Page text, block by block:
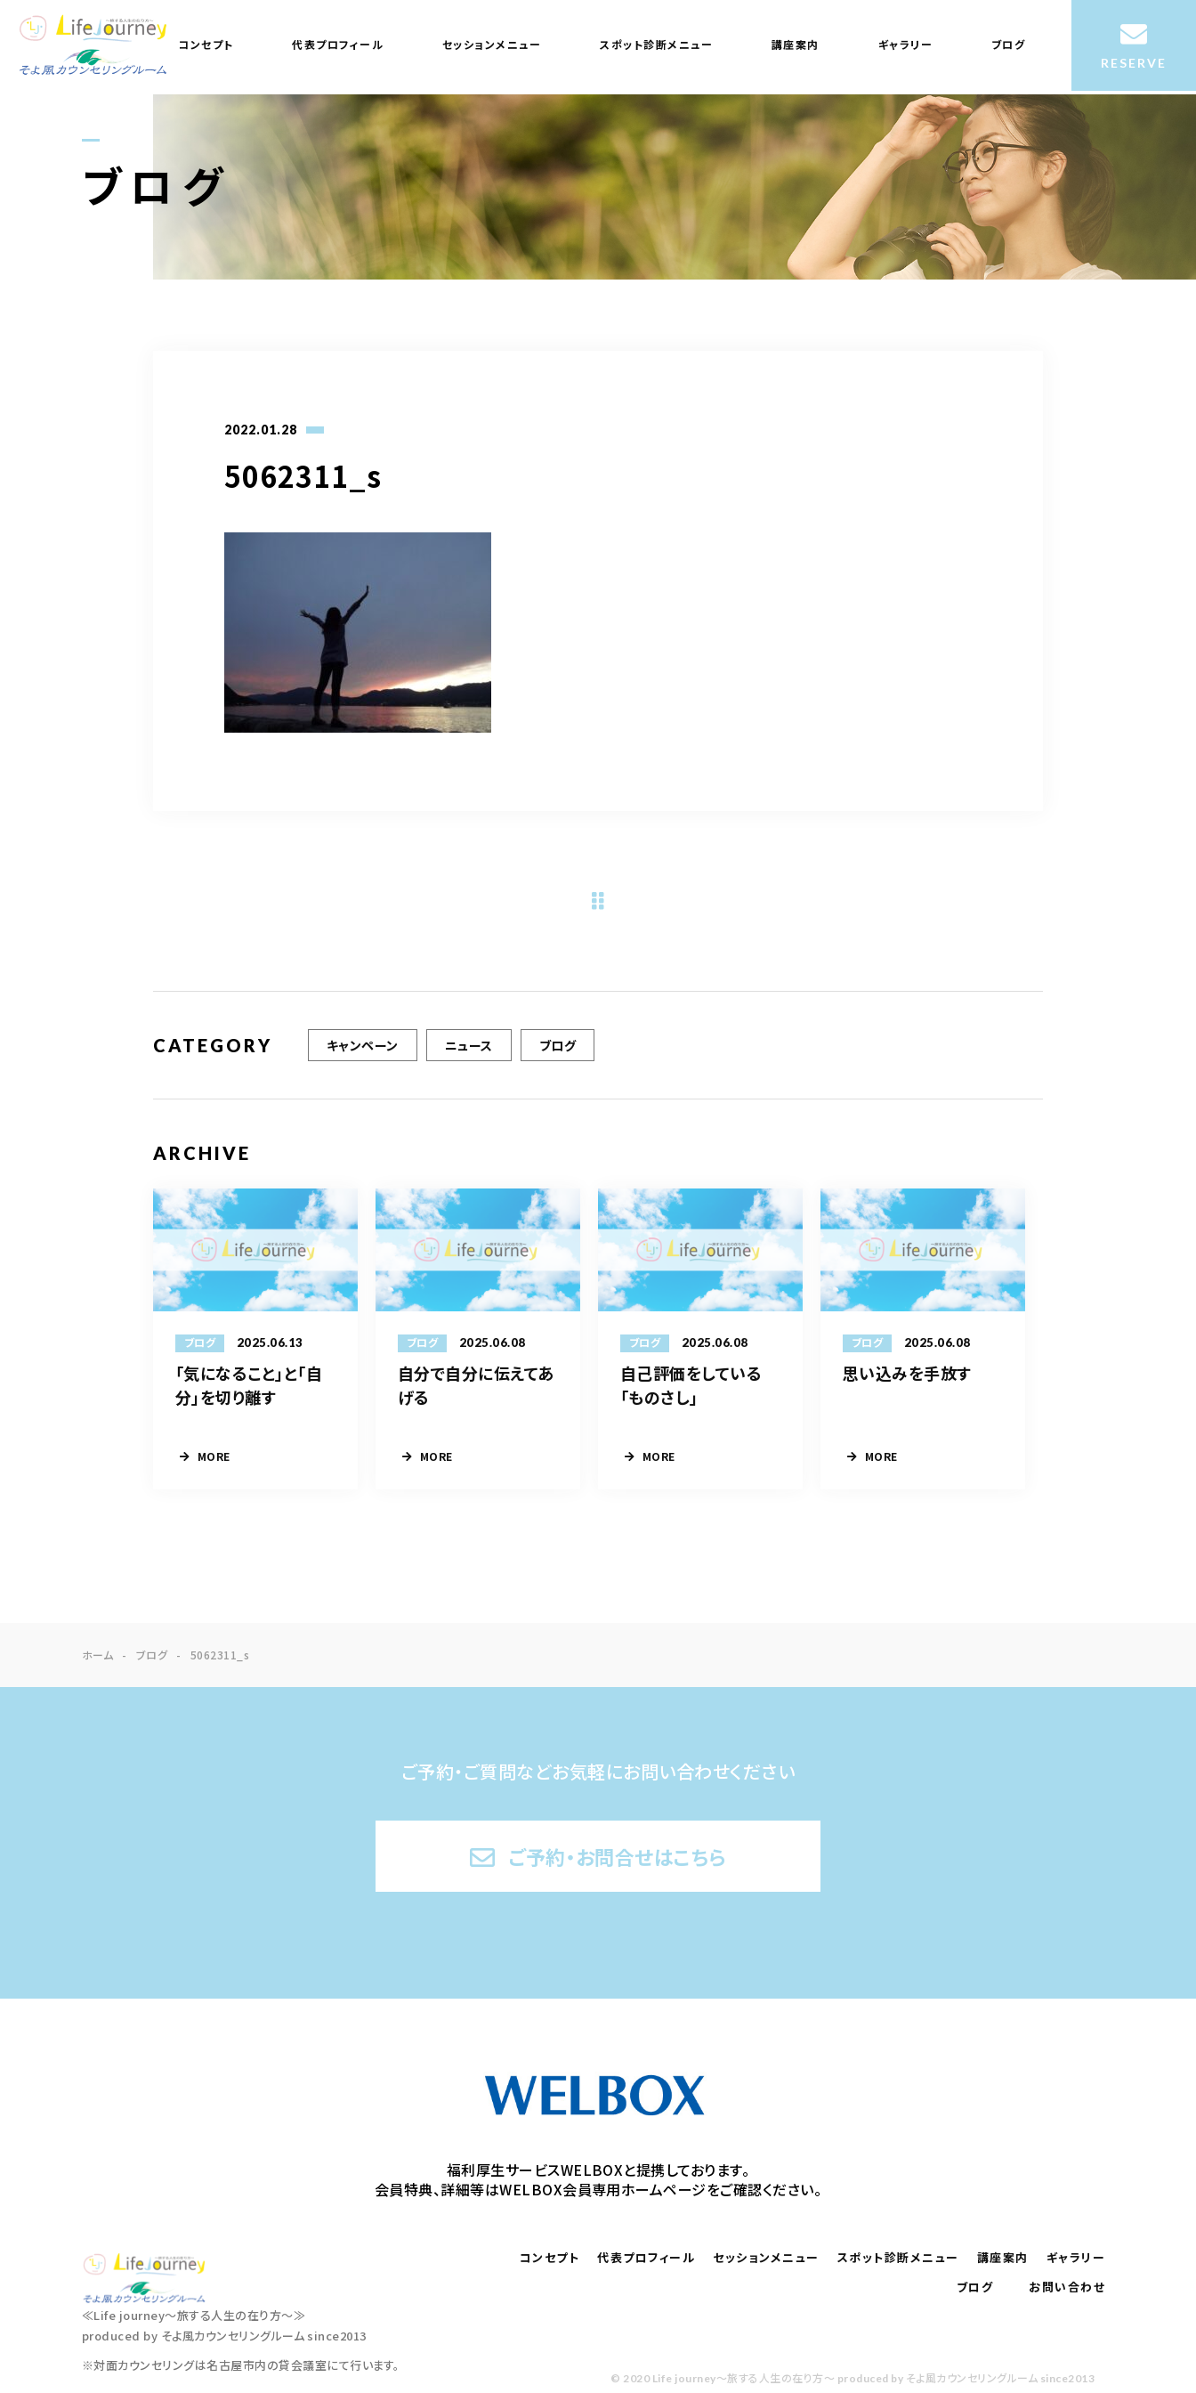
コンセプト 代表プロフィール セッションメニュー スポット診断メニュー 講座案内 ギャラリー ブログ
RESERVE
ブログ
2022.01.28
5062311_s
CATEGORY キャンペーン ニュース ブログ
ARCHIVE
ブログ 2025.06.13
「気になること」と「自
分」を切り離す
MORE
ブログ 2025.06.08
自分で自分に伝えてあ
げる
MORE
ブログ 2025.06.08
自己評価をしている
「ものさし」
MORE
ブログ 2025.06.08
思い込みを手放す
MORE
ホーム ブログ 5062311_s
ご予約・ご質問などお気軽にお問い合わせください
ご予約・お問合せはこちら
福利厚生サービスWELBOXと提携しております。
会員特典、詳細等はWELBOX会員専用ホームページをご確認ください。
≪Life journey～旅する人生の在り方～≫
produced by そよ風カウンセリングルーム since2013
※対面カウンセリングは名古屋市内の貸会議室にて行います。
コンセプト 代表プロフィール セッションメニュー スポット診断メニュー 講座案内 ギャラリー
ブログ お問い合わせ
© 2020 Life journey～旅する人生の在り方～ produced by そよ風カウンセリングルーム since2013